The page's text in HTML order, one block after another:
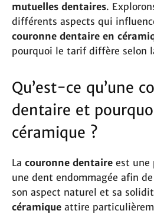
mutuelles dentaires.
différents aspects qui
couronne dentaire en
pourquoi le tarif diffère selon
Qu’est-ce qu’une
dentaire et
céramique ?
La couronne dentaire est une
une dent endommagée afin
son aspect naturel et sa
céramique attire